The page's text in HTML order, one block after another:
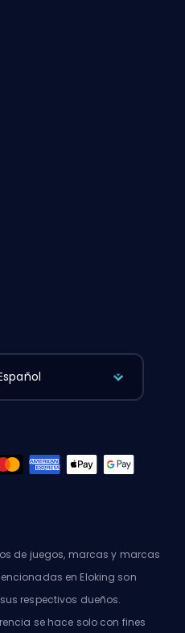
de juegos, marcas y marcas
en Eloking son
respectivos dueños.
se hace solo con fines